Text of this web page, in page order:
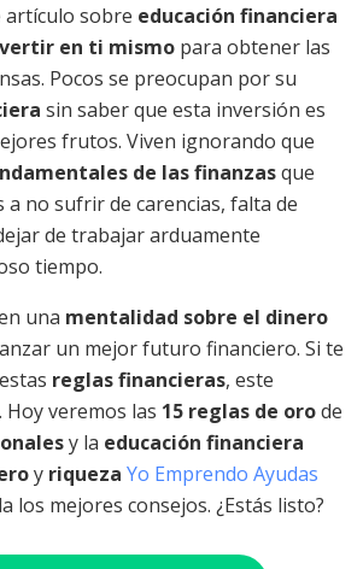
artículo sobre educación financiera
en ti mismo para obtener las
Pocos se preocupan por su
sin saber que esta inversión es
frutos. Viven ignorando que
de las finanzasque
a no sufrir de carencias, falta de
de trabajar arduamente
tiempo.
una mentalidad sobre el dinero
un mejor futuro financiero. Si te
reglas financieras, este
veremos las 15 reglas de orode
y la educación financiera
y riqueza Yo Emprendo Ayudas
los mejores consejos. ¿Estás listo?